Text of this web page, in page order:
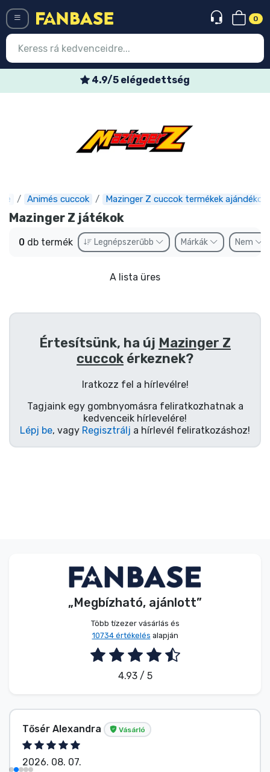
0
4.9/5 elégedettség
Animés cuccok Mazinger Z cuccok termékek ajándékok
Mazinger Z játékok
0 db termék Legnépszerűbb Márkák Nem
A lista üres
Értesítsünk, ha új Mazinger Z
cuccok érkeznek?
Iratkozz fel a hírlevélre!
Tagjaink egy gombnyomásra feliratkozhatnak a
kedvenceik hírlevelére!
Lépj be, vagy Regisztrálj a hírlevél feliratkozáshoz!
„Megbízható, ajánlott”
Több tízezer vásárlás és
10734 értékelés alapján
4.93 / 5
Tősér Alexandra Vásárló
2026. 08. 07.
Legújabb cuccok
Express szállítás
Előrendelhető cuccok
Outlet cuccok
Sorozatos cuccok
Mesés cuccok
Animés cuccok
Terméktípusok